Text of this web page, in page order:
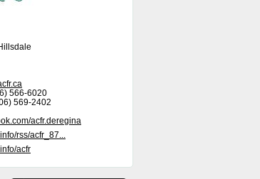
566-6020
569-2402
acfr.deregina
rss/acfr_87...
acfr